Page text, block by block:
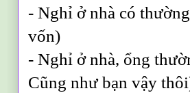
- Nghỉ ở nhà có
vốn)
- Nghỉ ở nhà, ổng
Cũng như bạn vậy